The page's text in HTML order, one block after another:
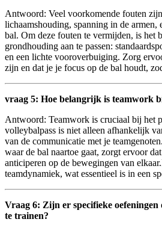
Antwoord: Veel voorkomende fouten
lichaamshouding,⁤ spanning in‍ de ⁣armen,
bal. Om deze fouten te vermijden, is het‌
grondhouding aan te passen:
en een lichte⁤ vooroverbuiging. Zorg
zijn ⁢en ‍dat⁢ je je ⁢focus op de bal houdt,
vraag 5: Hoe belangrijk is teamwork
Antwoord: Teamwork is cruciaal bij het
volleybalpass is niet alleen afhankelijk
van​ de communicatie met⁢ je
waar de ⁤bal naartoe gaat, zorgt ervoor
anticiperen⁤ op ⁣de bewegingen van
teamdynamiek, ‌wat​ essentieel is in een
Vraag 6: Zijn er specifieke oefeningen⁤
te trainen?